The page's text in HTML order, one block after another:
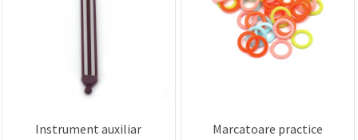
Instrument auxiliar
Marcatoare practice